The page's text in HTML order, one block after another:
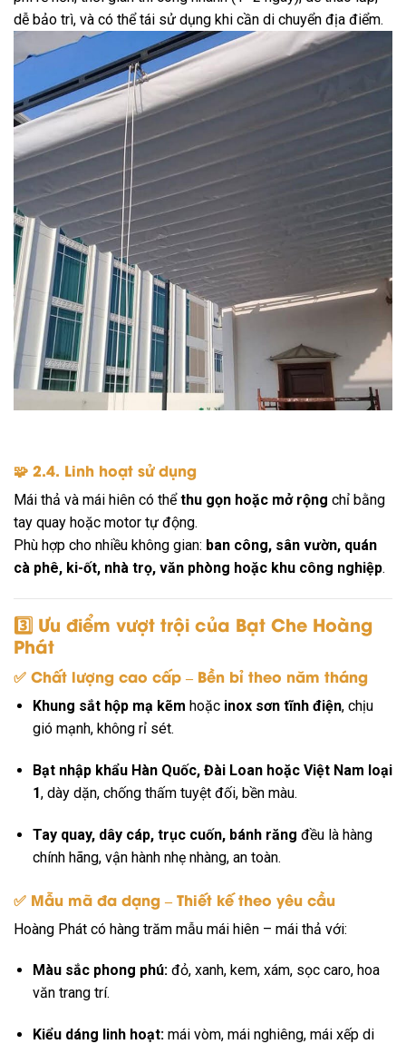
dễ bảo trì, và có thể tái sử dụng khi cần di chuyển địa điểm.
🧩 2.4. Linh hoạt sử dụng
Mái thả và mái hiên có thểthu gọn hoặc mở rộng chỉ bằng
tay quay hoặc motor tự động.
Phù hợp cho nhiều không gian: ban công, sân vườn, quán
cà phê, ki-ốt, nhà trọ, văn phòng hoặc khu công nghiệp.
3️⃣ Ưu điểm vượt trội của Bạt Che Hoàng
Phát
✅ Chất lượng cao cấp – Bền bỉ theo năm tháng
Khung sắt hộp mạ kẽm hoặc inox sơn tĩnh điện, chịu
gió mạnh, không rỉ sét.
Bạt nhập khẩu Hàn Quốc, Đài Loan hoặc Việt Nam loại
1, dày dặn, chống thấm tuyệt đối, bền màu.
Tay quay, dây cáp, trục cuốn, bánh răng đều là hàng
chính hãng, vận hành nhẹ nhàng, an toàn.
✅ Mẫu mã đa dạng – Thiết kế theo yêu cầu
Hoàng Phát có hàng trăm mẫu mái hiên – mái thả với:
Màu sắc phong phú:đỏ, xanh, kem, xám, sọc caro, hoa
văn trang trí.
Kiểu dáng linh hoạt:mái vòm, mái nghiêng, mái xếp di